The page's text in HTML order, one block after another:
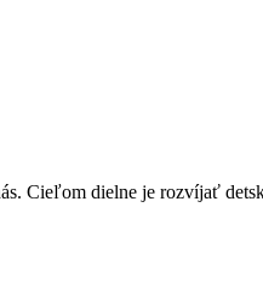
Cieľom dielne je rozvíjať